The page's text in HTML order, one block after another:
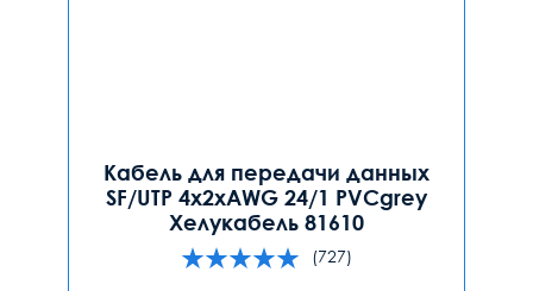
Кабель для передачи данных
SF/UTP 4x2xAWG 24/1 PVCgrey
Хелукабель 81610
(727)